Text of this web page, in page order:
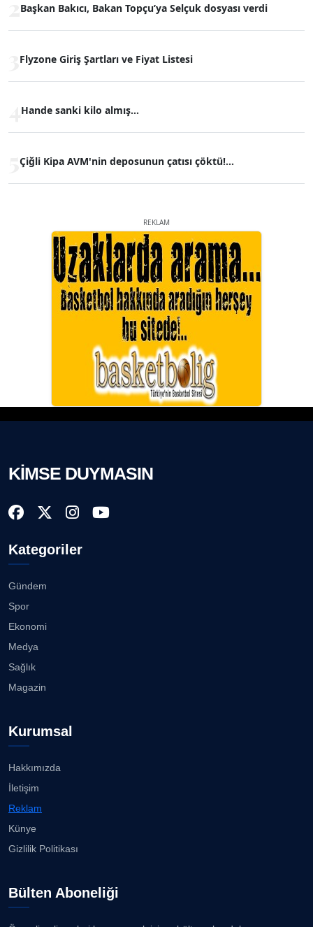
Başkan Bakıcı, Bakan Topçu’ya Selçuk dosyası verdi
Flyzone Giriş Şartları ve Fiyat Listesi
Hande sanki kilo almış...
Çiğli Kipa AVM'nin deposunun çatısı çöktü!...
REKLAM
KİMSE DUYMASIN
Kategoriler
Gündem
Spor
Ekonomi
Medya
Sağlık
Magazin
Kurumsal
Hakkımızda
İletişim
Reklam
Künye
Gizlilik Politikası
Bülten Aboneliği